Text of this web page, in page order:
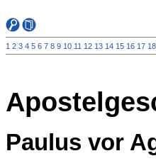
1 2 3 4 5 6 7 8 9 10 11 12 13 14 15 16 17 18
Paulus vor